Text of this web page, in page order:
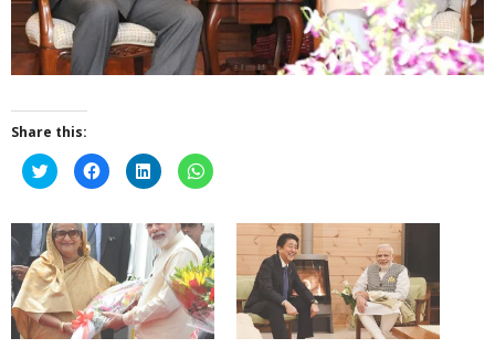
Share this:
Click
to
share
Twitter
(Opens
in
new
window)
Click
to
share
Facebook
(Opens
in
window)
Click
to
share
LinkedIn
(Opens
in
new
window)
Click
to
WhatsApp
(Opens
in
new
window)